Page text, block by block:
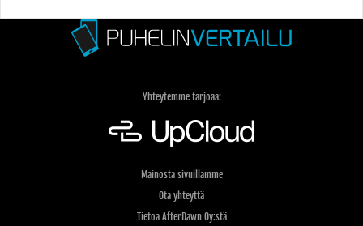
Yhteytemme tarjoaa:
Mainosta sivuillamme
Ota yhteyttä
Tietoa AfterDawn Oy:stä